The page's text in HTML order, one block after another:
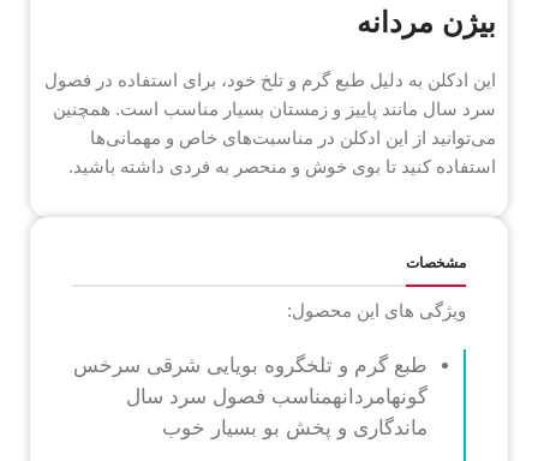
بیژن مردانه
این ادکلن به دلیل طبع گرم و تلخ خود، برای استفاده در فصول
سرد سال مانند پاییز و زمستان بسیار مناسب است. همچنین
می‌توانید از این ادکلن در مناسبت‌های خاص و مهمانی‌ها
استفاده کنید تا بوی خوش و منحصر به فردی داشته باشید.
مشخصات
ویژگی های این محصول:
طبع گرم و تلخگروه بویایی شرقی سرخس
گونهامردانهمناسب فصول سرد سال
ماندگاری و پخش بو بسیار خوب